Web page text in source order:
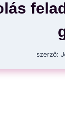
szerző: